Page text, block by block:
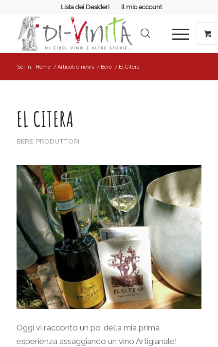
Lista dei Desideri Il mio account
Sei in: Home / Articoli e news / Bere / El Citera
EL CITERA
BERE, PRODUTTORI
Oggi vi racconto un po’ della mia prima
esperienza assaggiando un vino Artigianale!